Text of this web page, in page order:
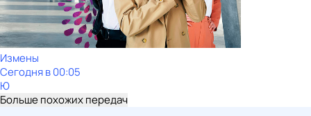
Измены
Сегодня в 00:05
Ю
Больше похожих передач